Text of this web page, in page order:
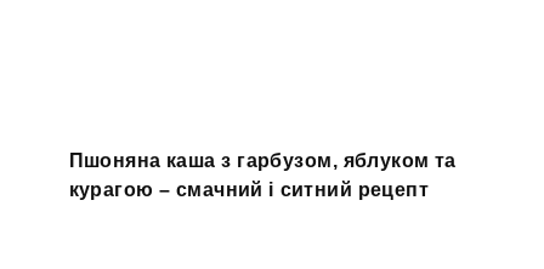
Пшоняна каша з гарбузом, яблуком та
курагою – смачний і ситний рецепт